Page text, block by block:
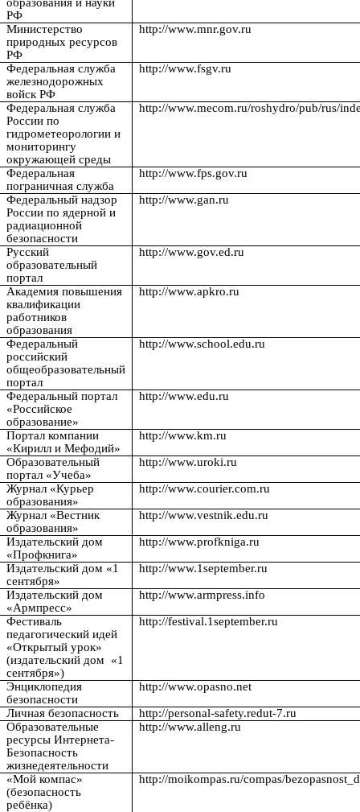
РФ
Министерство
природных ресурсов
РФ
http://www.mnr.gov.ru
Федеральная служба
железнодорожных
войск РФ
http://www.fsgv.ru
Федеральная служба
России по
гидрометеорологии и
мониторингу
окружающей среды
http://www.mecom.ru/roshydro/pub/rus/
Федеральная
пограничная служба
http://www.fps.gov.ru
Федеральный надзор
России по ядерной и
радиационной
безопасности
http://www.gan.ru
Русский
образовательный
портал
http://www.gov.ed.ru
Академия повышения
квалификации
работников
образования
http://www.apkro.ru
Федеральный
российский
общеобразовательный
портал
http://www.school.edu.ru
Федеральный портал
«Российское
образование»
http://www.edu.ru
Портал компании
«Кирилл и Мефодий»
http://www.km.ru
Образовательный
портал «Учеба»
http://www.uroki.ru
Журнал «Курьер
образования»
http://www.courier.com.ru
Журнал «Вестник
образования»
http://www.vestnik.edu.ru
Издательский дом
«Профкнига»
http://www.profkniga.ru
Издательский дом «1
сентября»
http://www.1september.ru
Издательский дом
«Армпресс»
http://www.armpress.info
Фестиваль
педагогический идей
«Открытый урок»
(издательский дом «1
сентября»)
http://festival.1september.ru
Энциклопедия
безопасности
http://www.opasno.net
Личная безопасность
http://personal-safety.redut-7.ru
Образовательные
ресурсы Интернета-
Безопасность
жизнедеятельности
http://www.alleng.ru
«Мой компас»
(безопасность
ребёнка)
http://moikompas.ru/compas/